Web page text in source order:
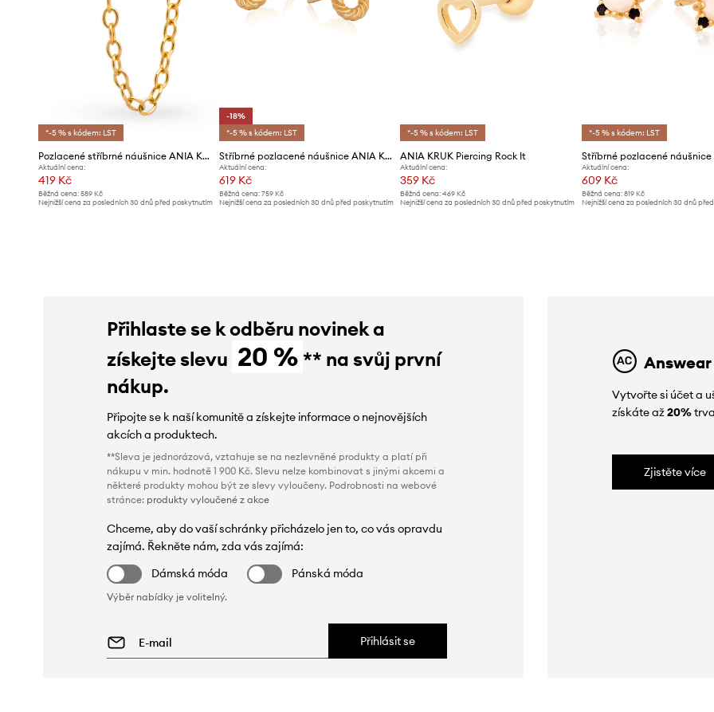
*-5 % s kódem: LST
Pozlacené stříbrné náušnice ANIA KRUK ROCK IT
Aktuální cena:
419 Kč
Běžná cena: 589 Kč
Nejnižší cena za posledních 30 dnů před poskytnutím
-18%
*-5 % s kódem: LST
Stříbrné pozlacené náušnice ANIA KRUK Trendy
Aktuální cena:
619 Kč
Běžná cena:759 Kč
Nejnižší cena za posledních 30 dnů před poskytnutím
*-5 % s kódem: LST
ANIA KRUK Piercing Rock It
Aktuální cena:
359 Kč
Běžná cena: 469 Kč
Nejnižší cena za posledních 30 dnů před poskytnutím
*-5 % s kódem: LST
Aktuální cena:
609 Kč
Běžná cena: 819 Kč
Nejnižší cena za posledních 30 dnů
Přihlaste se k odběru novinek a
získejte slevu 20 % ** na svůj první
nákup.
Připojte se k naší komunitě a získejte informace o nejnovějších
akcích a produktech.
**Sleva je jednorázová, vztahuje se na nezlevněné produkty a platí při
nákupu v min. hodnotě 1 900 Kč. Slevu nelze kombinovat s jinými akcemi a
některé produkty mohou být ze slevy vyloučeny. Podrobnosti na webové
stránce: produkty vyloučené z akce
Chceme, aby do vaší schránky přicházelo jen to, co vás opravdu
zajímá. Řekněte nám, zda vás zajímá:
Dámská móda
Pánská móda
Výběr nabídky je volitelný.
Přihlásit se
Vytvořte si účet a
získáte až20%
Zjistěte více